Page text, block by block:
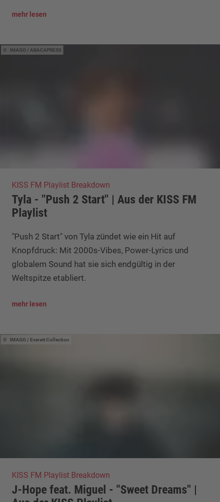
mehr lesen
IMAGO / ABACAPRESS
KISS FM Playlist Breakdown
Tyla - "Push 2 Start" | Aus der KISS FM
Playlist
"Push 2 Start" von Tyla zündet wie ein Hit auf
Knopfdruck: Mit 2000s-Vibes, Power-Lyrics und
globalem Sound hat sie sich endgültig in der
Weltspitze etabliert.
mehr lesen
IMAGO / Everett Collection
KISS FM Playlist Breakdown
J-Hope feat. Miguel - "Sweet Dreams" |